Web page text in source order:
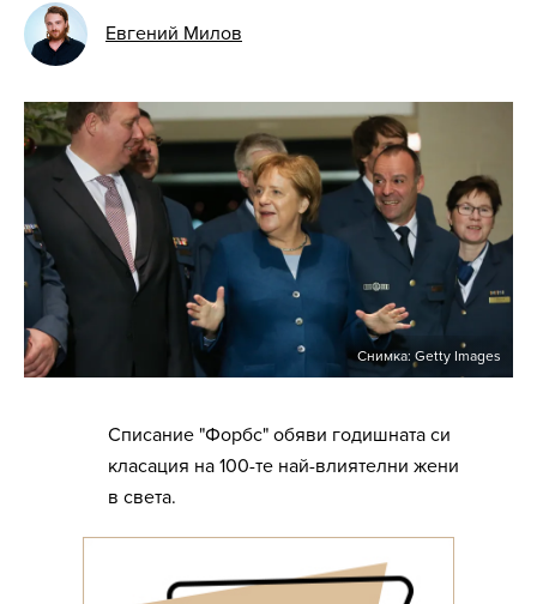
Евгений Милов
Снимка: Getty Images
Списание "Форбс" обяви годишната си
класация на 100-те най-влиятелни жени
в света.